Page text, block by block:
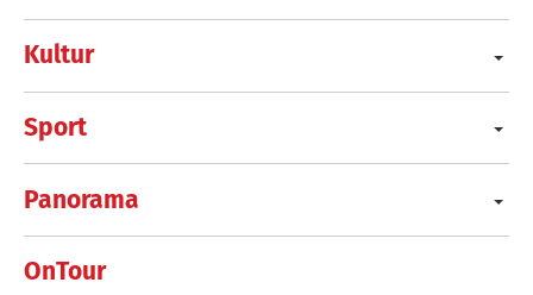
Kultur
Sport
Panorama
OnTour